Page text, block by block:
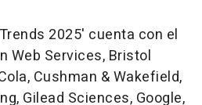
2025' cuenta con el
Web Services, Bristol
Cushman & Wakefield,
Gilead Sciences, Google,